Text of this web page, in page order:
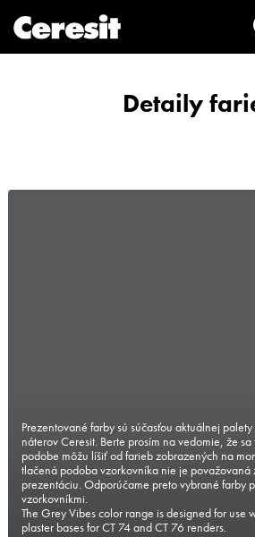
Detaily
Prezentované farby sú súčasťou aktuálnej
náterov Ceresit. Berte prosím na vedomie, že
podobe môžu líšiť od farieb zobrazených na
tlačená podoba vzorkovníka nie je považovaná
prezentáciu. Odporúčame preto vybrané farby
vzorkovníkmi.
The Grey Vibes color range is designed for use
plaster bases for CT 74 and CT 76 renders.